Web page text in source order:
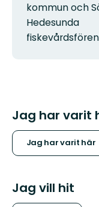
kommun och
Hedesunda
Jag har varit
Jag har varit här
Jag vill hit